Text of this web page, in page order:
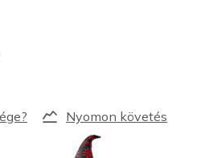
Nyomon követés